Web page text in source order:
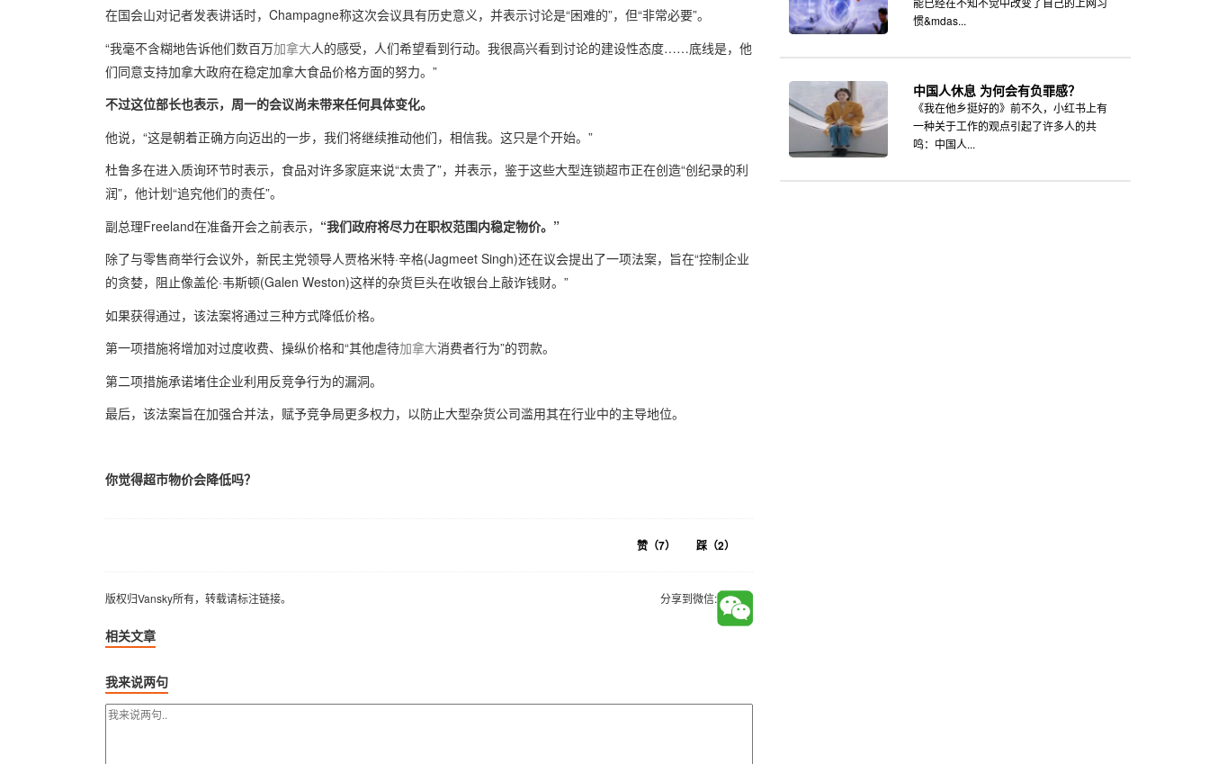
在国会山对记者发表讲话时，Champagne称这次会议具有历史意义，并表示讨论是“困难的”，但“非常必要”。
“我毫不含糊地告诉他们数百万加拿大人的感受，人们希望看到行动。我很高兴看到讨论的建设性态度……底线是，他
们同意支持加拿大政府在稳定加拿大食品价格方面的努力。”
不过这位部长也表示，周一的会议尚未带来任何具体变化。
他说，“这是朝着正确方向迈出的一步，我们将继续推动他们，相信我。这只是个开始。”
杜鲁多在进入质询环节时表示，食品对许多家庭来说“太贵了”，并表示，鉴于这些大型连锁超市正在创造“创纪录的利
润”，他计划“追究他们的责任”。
副总理Freeland在准备开会之前表示， “我们政府将尽力在职权范围内稳定物价。”
除了与零售商举行会议外，新民主党领导人贾格米特·辛格(Jagmeet Singh)还在议会提出了一项法案，旨在“控制企业
的贪婪，阻止像盖伦·韦斯顿(Galen Weston)这样的杂货巨头在收银台上敲诈钱财。”
如果获得通过，该法案将通过三种方式降低价格。
第一项措施将增加对过度收费、操纵价格和“其他虐待加拿大消费者行为”的罚款。
第二项措施承诺堵住企业利用反竞争行为的漏洞。
最后，该法案旨在加强合并法，赋予竞争局更多权力，以防止大型杂货公司滥用其在行业中的主导地位。
你觉得超市物价会降低吗？
赞（7） 踩（2）
版权归Vansky所有，转载请标注链接。 分享到微信:
相关文章
我来说两句
惯&mdas...
中国人休息 为何会有负罪感？
《我在他乡挺好的》前不久，小红书上有
一种关于工作的观点引起了许多人的共
鸣：中国人...